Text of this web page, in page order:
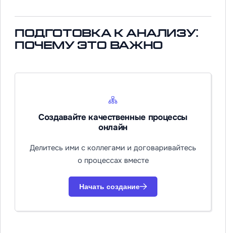
Подготовка к анализу:
почему это важно
Создавайте качественные процессы
онлайн
Делитесь ими с коллегами и договаривайтесь
о процессах вместе
Начать создание